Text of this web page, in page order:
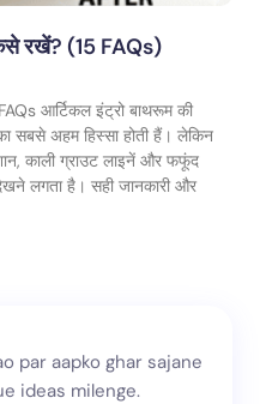
रखें? (15 FAQs)
आर्टिकल इंट्रो बाथरूम की
सबसे अहम हिस्सा होती हैं। लेकिन
काली ग्राउट लाइनें और फफूंद
लगता है। सही जानकारी और
par aapko ghar sajane
ideas milenge.